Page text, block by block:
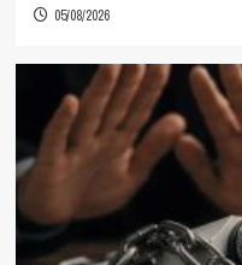
05/08/2026